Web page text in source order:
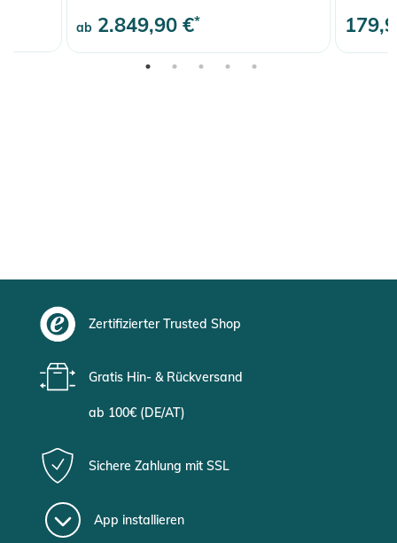
ab 2.849,90 €*
Zertifizierter Trusted Shop
Gratis Hin- & Rückversand
ab 100€ (DE/AT)
Sichere Zahlung mit SSL
App installieren